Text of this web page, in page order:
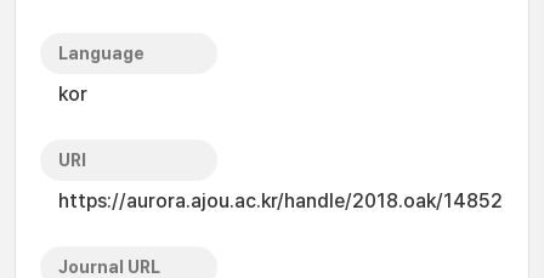
Language
kor
URI
https://aurora.ajou.ac.kr/handle/2018.oak/14852
Journal URL